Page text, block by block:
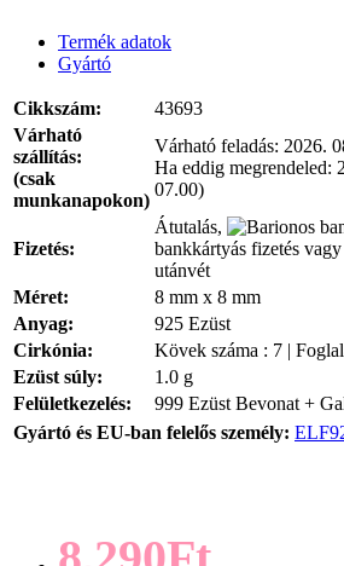
Termék adatok
Gyártó
Cikkszám:
43693
Várható
szállítás:
(csak
munkanapokon)
Várható feladás: 2026.
Ha eddig megrendeled:
07.00)
Fizetés:
Átutalás,
bankkártyás fizetés vagy
utánvét
Méret:
8 mm x 8 mm
Anyag:
925 Ezüst
Cirkónia:
Kövek száma : 7 |
Ezüst súly:
1.0 g
Felületkezelés:
999 Ezüst Bevonat +
Gyártó és EU-ban felelős személy: